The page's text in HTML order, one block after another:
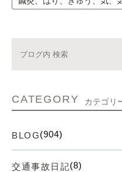
CATEGORY カテゴリ
BLOG(904)
交通事故日記(8)